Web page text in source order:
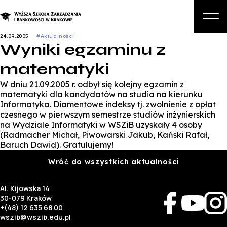
Studia podyplomowe i kursy
Kandydat
Student
Biznes
24.09.2005 #Aktualności
Wyniki egzaminu z
matematyki
W dniu 21.09.2005 r. odbył się kolejny egzamin z
matematyki dla kandydatów na studia na kierunku
Informatyka. Diamentowe indeksy tj. zwolnienie z opłat
czesnego w pierwszym semestrze studiów inżynierskich
na Wydziale Informatyki w WSZiB uzyskały 4 osoby
(Radmacher Michał, Piwowarski Jakub, Kański Rafał,
Baruch Dawid). Gratulujemy!
Wróć do wszystkich aktualności
Al. Kijowska 14
30-079 Kraków
+(48) 12 635 68 00
wszib@wszib.edu.pl